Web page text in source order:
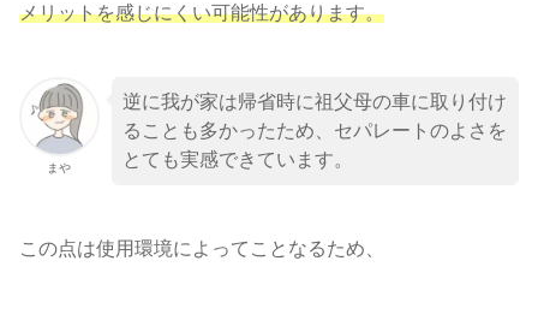
メリットを感じにくい可能性があります。
まや
逆に我が家は帰省時に祖父母の車に取り付け
ることも多かったため、セパレートのよさを
とても実感できています。
この点は使用環境によってことなるため、